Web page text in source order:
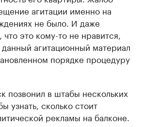
агитации именно на
не было. И даже
это кому-то не нравится,
данный агитационный материал
порядке процедуру
позвонил в штабы нескольких
узнать, сколько стоит
рекламы на балконе.